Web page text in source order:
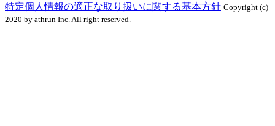
特定個人情報の適正な取り扱いに関する基本方針 Copyright (c)
2020 by athrun Inc. All right reserved.